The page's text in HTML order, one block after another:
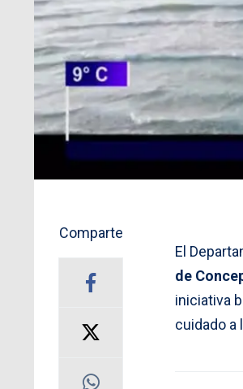
Comparte
El
de
iniciativa
cuidado a